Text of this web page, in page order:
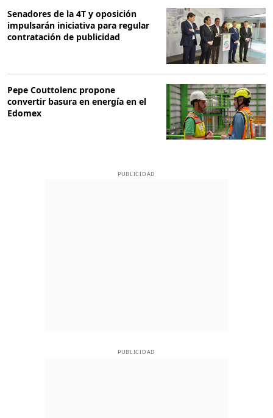
Senadores de la 4T y oposición
impulsarán iniciativa para regular
contratación de publicidad
Pepe Couttolenc propone
convertir basura en energía en el
Edomex
PUBLICIDAD
PUBLICIDAD